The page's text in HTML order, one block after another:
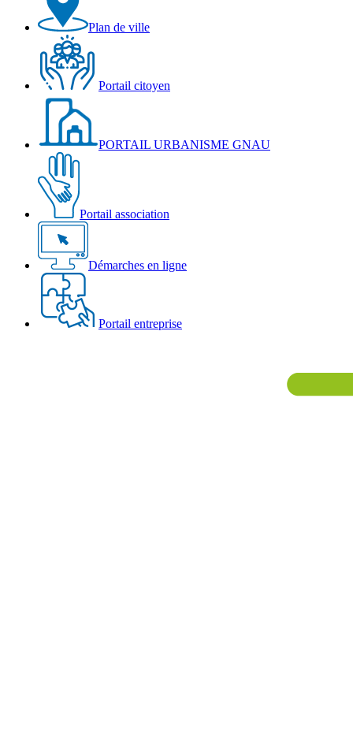
Plan de ville
Portail citoyen
PORTAIL URBANISME GNAU
Portail association
Démarches en ligne
Portail entreprise